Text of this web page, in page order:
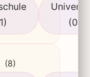
(0)
(8)